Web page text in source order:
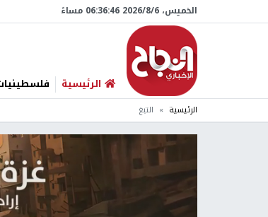
الخميس، 6/‏8/‏2026 06:36:47 مساءً
الرئيسية
الرئيسية التبغ